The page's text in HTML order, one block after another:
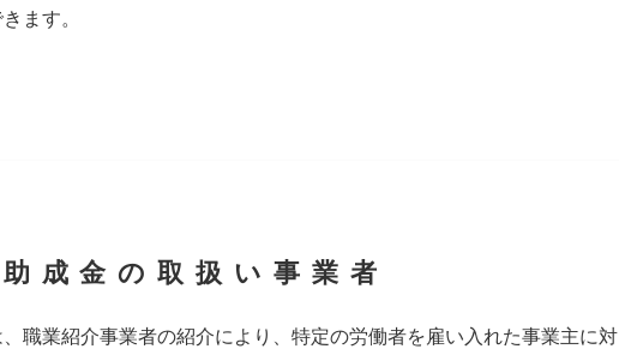
ます。
成金の取扱い事業者
職業紹介事業者の紹介により、特定の労働者を雇い入れた事業主に対